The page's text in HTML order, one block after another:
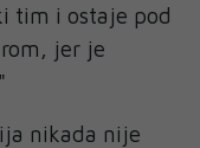
tim i ostaje pod
jer je
nikada nije